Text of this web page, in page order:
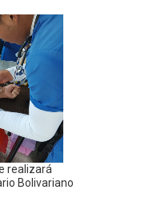
realizará
Bolivariano